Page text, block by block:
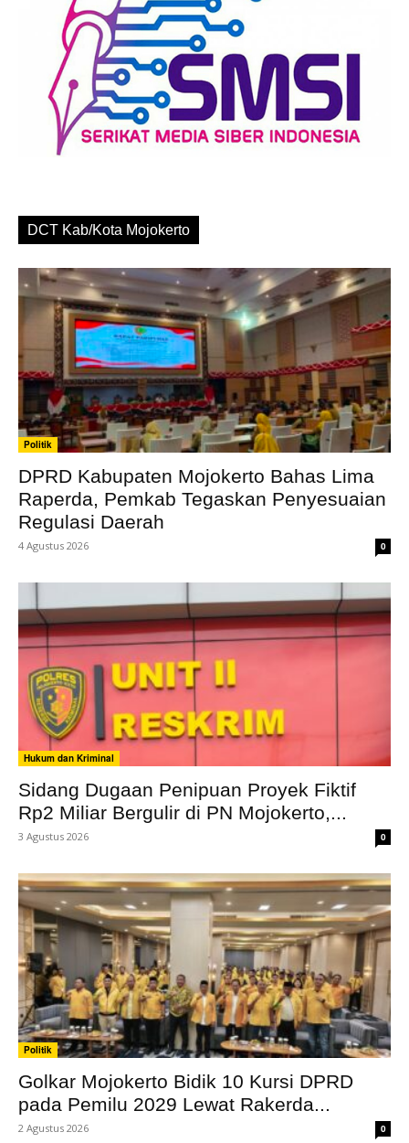
DCT Kab/Kota Mojokerto
Politik
DPRD Kabupaten Mojokerto Bahas Lima
Raperda, Pemkab Tegaskan Penyesuaian
Regulasi Daerah
4 Agustus 2026 0
Hukum dan Kriminal
Sidang Dugaan Penipuan Proyek Fiktif
Rp2 Miliar Bergulir di PN Mojokerto,...
3 Agustus 2026 0
Politik
Golkar Mojokerto Bidik 10 Kursi DPRD
pada Pemilu 2029 Lewat Rakerda...
2 Agustus 2026 0